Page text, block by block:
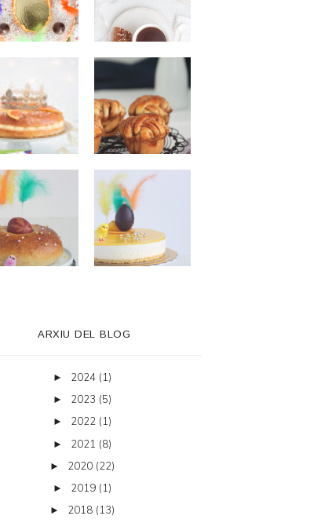
ARXIU DEL BLOG
► 2024 (1)
► 2023 (5)
► 2022 (1)
► 2021 (8)
► 2020 (22)
► 2019 (1)
► 2018 (13)